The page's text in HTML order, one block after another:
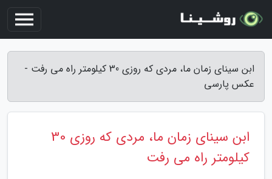
ابن سینای زمان ما، مردی که روزی 30 کیلومتر راه می رفت -
عکس پارسی
ابن سینای زمان ما، مردی که روزی 30
کیلومتر راه می رفت